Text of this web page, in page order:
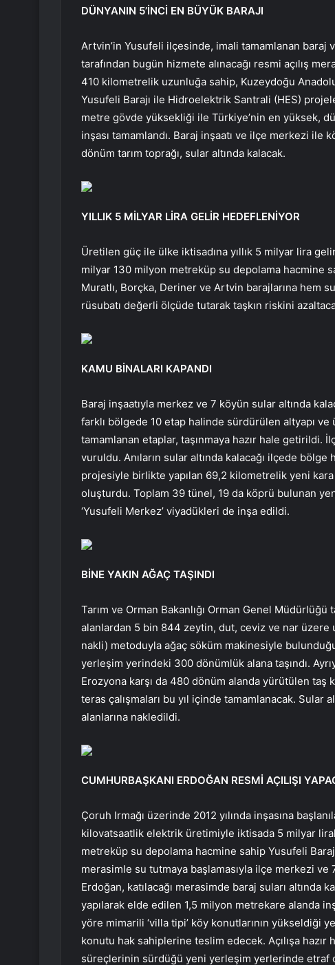
DÜNYANIN 5’İNCİ EN BÜYÜK BARAJI
Artvin’in Yusufeli ilçesinde, imali tamamlanan baraj
tarafından bugün hizmete alınacağı resmi açılış
410 kilometrelik uzunluğa sahip, Kuzeydoğu
Yusufeli Barajı ile Hidroelektrik Santrali (HES)
metre gövde yüksekliği ile Türkiye’nin en yüksek,
inşası tamamlandı. Baraj inşaatı ve ilçe merkezi
dönüm tarım toprağı, sular altında kalacak.
YILLIK 5 MİLYAR LİRA GELİR HEDEFLENİYOR
Üretilen güç ile ülke iktisadına yıllık 5 milyar lira
milyar 130 milyon metreküp su depolama hacmine
Muratlı, Borçka, Deriner ve Artvin barajlarına hem
rüsubatı değerli ölçüde tutarak taşkın riskini
KAMU BİNALARI KAPANDI
Baraj inşaatıyla merkez ve 7 köyün sular altında
farklı bölgede 10 etap halinde sürdürülen altyapı ve
tamamlanan etaplar, taşınmaya hazır hale getirildi.
vuruldu. Anıların sular altında kalacağı ilçede
projesiyle birlikte yapılan 69,2 kilometrelik yeni
oluşturdu. Toplam 39 tünel, 19 da köprü bulunan yeni
‘Yusufeli Merkez’ viyadükleri de inşa edildi.
BİNE YAKIN AĞAÇ TAŞINDI
Tarım ve Orman Bakanlığı Orman Genel
alanlardan 5 bin 844 zeytin, dut, ceviz ve nar üzere
nakli) metoduyla ağaç söküm makinesiyle
yerleşim yerindeki 300 dönümlük alana taşındı.
Erozyona karşı da 480 dönüm alanda yürütülen
teras çalışmaları bu yıl içinde tamamlanacak.
alanlarına nakledildi.
CUMHURBAŞKANI ERDOĞAN RESMİ AÇILIŞI
Çoruh Irmağı üzerinde 2012 yılında inşasına
kilovatsaatlik elektrik üretimiyle iktisada 5 milyar
metreküp su depolama hacmine sahip Yusufeli
merasimle su tutmaya başlamasıyla ilçe merkezi ve
Erdoğan, katılacağı merasimde baraj suları altında
yapılarak elde edilen 1,5 milyon metrekare alanda
yöre mimarili ‘villa tipi’ köy konutlarının yükseldiği
konutu hak sahiplerine teslim edecek. Açılışa
süreçlerinin sürdüğü yeni yerleşim yerlerinde etraf